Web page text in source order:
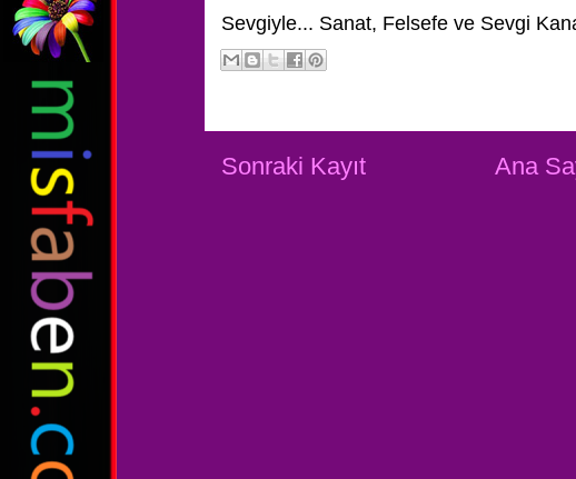
Sevgiyle... Sanat, Felsefe ve Sevgi
Sonraki Kayıt Ana